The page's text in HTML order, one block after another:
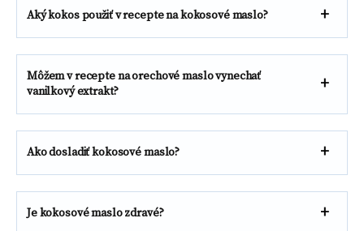
Aký kokos použiť v recepte na kokosové maslo?
Môžem v recepte na orechové maslo vynechať
vanilkový extrakt?
Ako dosladiť kokosové maslo?
Je kokosové maslo zdravé?